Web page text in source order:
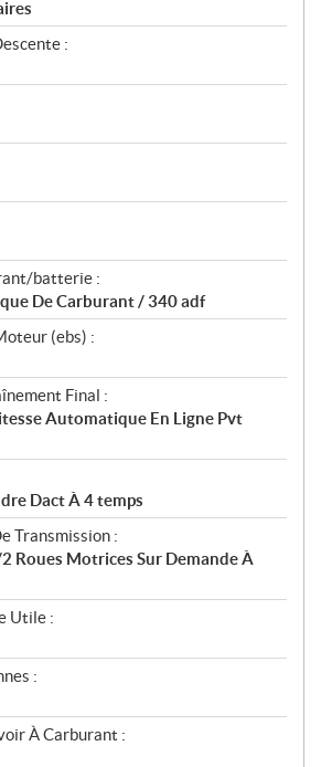
:
batterie :
De Carburant / 340 adf
(ebs) :
Final :
Automatique En Ligne Pvt
Dact À 4 temps
Transmission :
Roues Motrices Sur Demande À
Utile :
:
À Carburant :